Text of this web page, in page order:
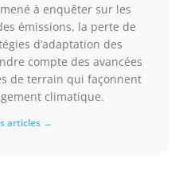
à enquêter sur les
émissions, la perte de
d’adaptation des
compte des avancées
de terrain qui façonnent
climatique.
articles →